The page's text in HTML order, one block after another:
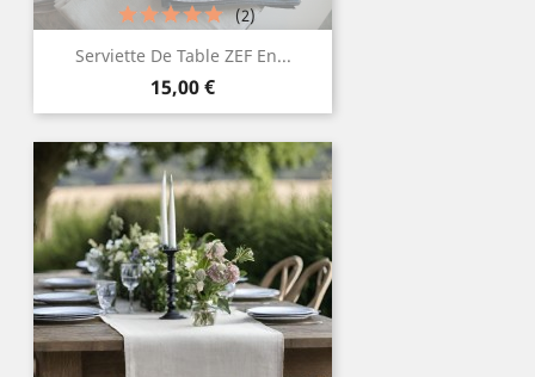
Serviette De Table ZEF En...
Prix
15,00 €
(2)